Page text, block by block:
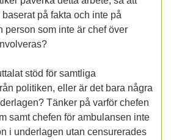
på fakta och inte på
person som inte är chef över
stöd för samtliga
politiken, eller är det bara några
Tänker på varför chefen
samt chefen för ambulansen inte
i underlagen utan censurerades